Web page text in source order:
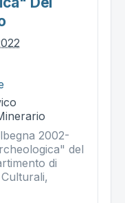
2002-
del
di